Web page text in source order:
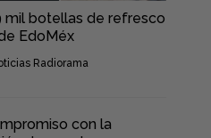
mil botellas de refresco
EdoMéx
Radiorama
con la